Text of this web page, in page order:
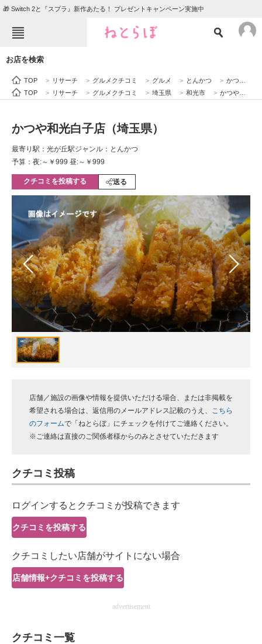
🎁 Switch 2と『スプラ』新作あたる！ プレゼントキャンペーン実施中
エンタメ クイズ
住まい 教育・育児
動物
会員記事
メディア
注目記事を集めた総合ページ
ITの今と未来を見通す
スマホと通信の最新トレンド
進化するPCとデバイスの未来
好きが集まる 比べて選べる
ビジネスと働き方のヒント
企業ITのトレンドを詳説
経営リーダーのコミュニティ
ITエンジニア向け専門サイト
企業向けIT製品の総合サイト
IT製品の技術・比較・事例
製造業のIT導入・活用を支援
エレクトロニクス専門サイト
電子設計の基本と応用
お店を検索
TOP > リサーチ > グルメクチコミ > グルメ > とんかつ > かつや和光白子店（埼玉県）
TOP
> リサーチ > グルメクチコミ > 埼玉県 > 和光市 > かつや和光白子店（埼玉県）
かつや和光白子店（埼玉県）
最寄り駅：光が丘駅ジャンル：とんかつ
予算：夜:～￥999 昼:～￥999
クチコミを投稿する 送る
店舗／施設の画像や情報を提供いただける場合、または非掲載を
希望される場合は、返信用のメールアドレス記載のうえ、
こちら
のフォームで「ねとらぼ」にチェックを付けてご連絡ください。
※ご連絡は直接のご関係者様からのみとさせていただきます
クチコミ投稿
ログインするとクチコミが投稿できます
クチコミを投稿する
クチコミしたい店舗がサイトにない場合
店舗情報+クチコミを投稿する
advertisement
クチコミ一覧